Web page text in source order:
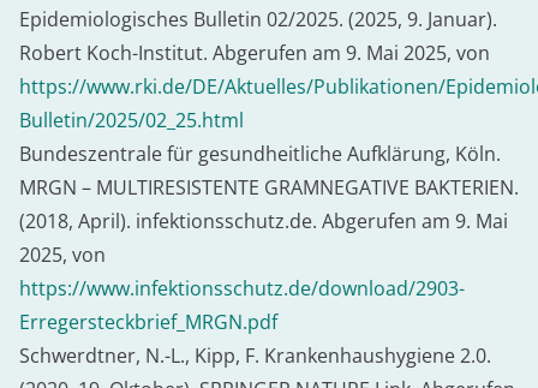
Epidemiologisches Bulletin 02/2025. (2025, 9. Januar).
Robert Koch-Institut. Abgerufen am 9. Mai 2025, von
https://www.rki.de/DE/Aktuelles/Publikationen/
Bulletin/2025/02_25.html
Bundeszentrale für gesundheitliche Aufklärung, Köln.
MRGN – MULTIRESISTENTE GRAMNEGATIVE BAKTERIEN.
(2018, April). infektionsschutz.de. Abgerufen am 9. Mai
2025, von
https://www.infektionsschutz.de/download/2903-
Erregersteckbrief_MRGN.pdf
Schwerdtner, N.-L., Kipp, F. Krankenhaushygiene 2.0.